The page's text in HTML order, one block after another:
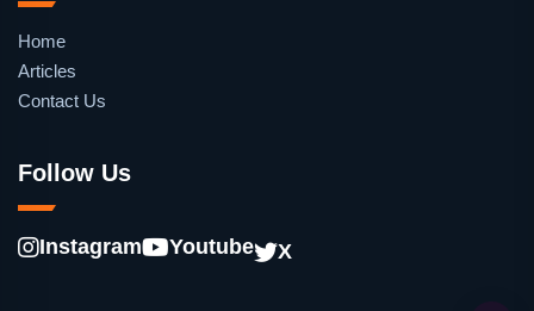
Home
Articles
Contact Us
Follow Us
Instagram Youtube X